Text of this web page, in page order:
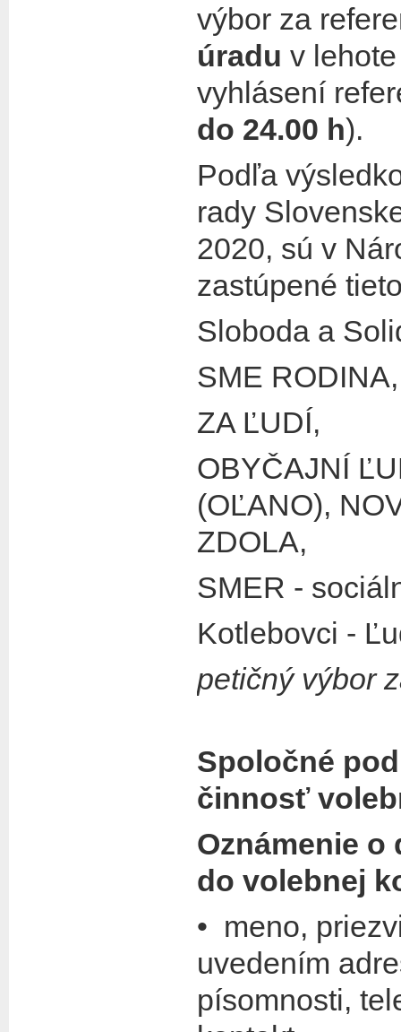
výbor za
úradu v
vyhlásení
do 24.00 h).
Podľa
rady
2020, sú v
zastúpené
Sloboda a
SME RODINA,
ZA ĽUDÍ,
OBYČAJNÍ
(OĽANO),
ZDOLA,
SMER -
Kotlebovci -
petičný výbor
Spoločné
činnosť
Oznámenie o
do volebnej
• meno,
uvedením
písomnosti,